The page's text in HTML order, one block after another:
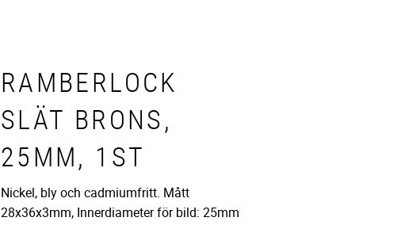
RAMBERLOCK
SLÄT BRONS,
25MM, 1ST
Nickel, bly och cadmiumfritt. Mått
28x36x3mm, Innerdiameter för bild: 25mm